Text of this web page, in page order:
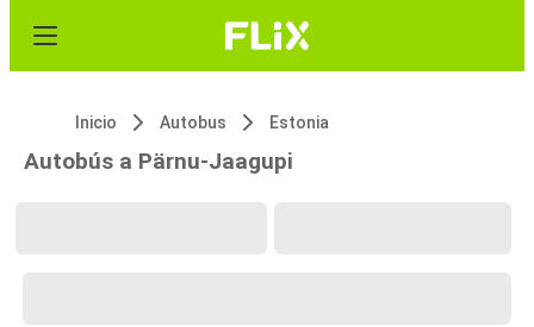
Inicio Autobus Estonia
Autobús a Pärnu-Jaagupi